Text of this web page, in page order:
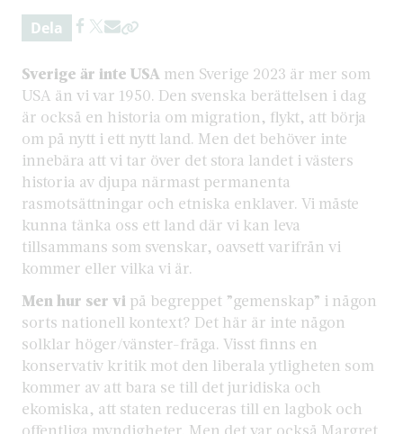
Dela
Sverige är inte USA men Sverige 2023 är mer som
USA än vi var 1950. Den svenska berättelsen i dag
är också en historia om migration, flykt, att börja
om på nytt i ett nytt land. Men det behöver inte
innebära att vi tar över det stora landet i västers
historia av djupa närmast permanenta
rasmotsättningar och etniska enklaver. Vi måste
kunna tänka oss ett land där vi kan leva
tillsammans som svenskar, oavsett varifrån vi
kommer eller vilka vi är.
Men hur ser vi på begreppet ”gemenskap” i någon
sorts nationell kontext? Det här är inte någon
solklar höger/vänster-fråga. Visst finns en
konservativ kritik mot den liberala ytligheten som
kommer av att bara se till det juridiska och
ekomiska, att staten reduceras till en lagbok och
offentliga myndigheter. Men det var också Margret